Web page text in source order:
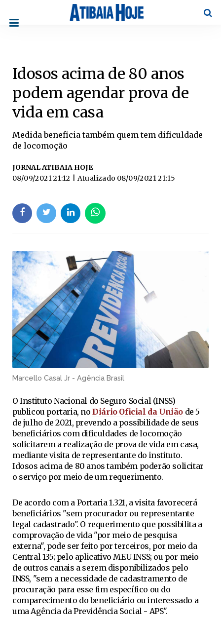
Idosos acima de 80 anos
podem agendar prova de
vida em casa
Medida beneficia também quem tem dificuldade
de locomoção
JORNAL ATIBAIA HOJE
08/09/2021 21:12
| Atualizado 08/09/2021 21:15
Marcello Casal Jr - Agência Brasil
O Instituto Nacional do Seguro Social (INSS)
publicou portaria, noDiário Oficial da União de 5
de julho de 2021, prevendo a possibilidade de seus
beneficiários com dificuldades de locomoção
solicitarem a realização de prova de vida em casa,
mediante visita de representante do instituto.
Idosos acima de 80 anos também poderão solicitar
o serviço por meio de um requerimento.
De acordo com a Portaria 1.321, a visita favorecerá
beneficiários "sem procurador ou representante
legal cadastrado". O requerimento que possibilita a
comprovação de vida "por meio de pesquisa
externa", pode ser feito por terceiros, por meio da
Central 135; pelo aplicativo MEU INSS; ou por meio
de outros canais a serem disponibilizados pelo
INSS, "sem a necessidade de cadastramento de
procuração para esse fim específico ou do
comparecimento do beneficiário ou interessado a
uma Agência da Previdência Social - APS".